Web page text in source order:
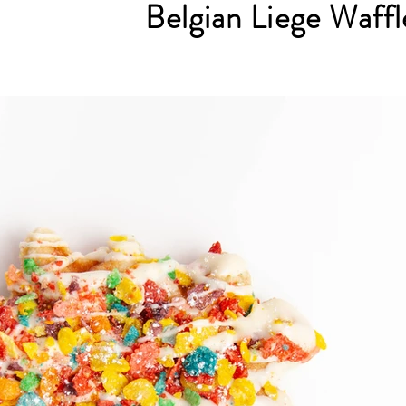
Belgian Liege